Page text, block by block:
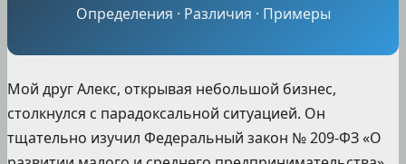
Определения · Различия · Примеры
Мой друг Алекс, открывая небольшой бизнес,
столкнулся с парадоксальной ситуацией. Он
тщательно изучил Федеральный закон № 209-ФЗ «О